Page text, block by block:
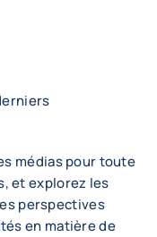
médias pour toute
et explorez les
perspectives
en matière de